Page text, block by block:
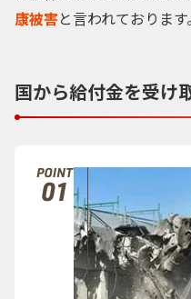
康被害と言われております。
国から給付金を受け